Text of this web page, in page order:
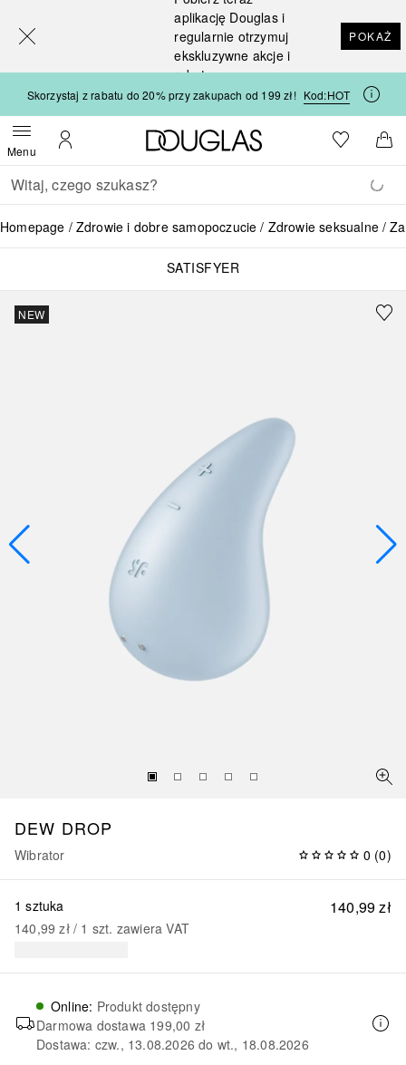
aplikację Douglas i
regularnie otrzymuj
ekskluzywne akcje i
rabaty
POKAŻ
Skorzystaj z rabatu do 20% przy zakupach od 199 zł! Kod:HOT
MenuOtwórz menuMoje konto
Strona główna Douglas
Do listyDo
Wracać
Wykonaj wyszukiwanie
Homepage Zdrowie i dobre samopoczucie Zdrowie seksualne
SATISFYER
NEW
DEW DROP
Wibrator 0 (0)
140,99 zł
1 sztuka
140,99 zł / 1 szt. zawiera VAT
Online: Produkt dostępny
Darmowa dostawa 199,00 zł
Dostawa: czw., 13.08.2026 do wt., 18.08.2026
[navigation.slideout.screenreader]